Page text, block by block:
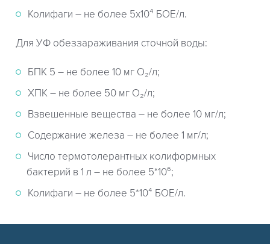
Колифаги – не более 5х10⁴ БОЕ/л.
Для УФ обеззараживания сточной воды:
БПК 5 – не более 10 мг О₂/л;
ХПК – не более 50 мг О₂/л;
Взвешенные вещества – не более 10 мг/л;
Содержание железа – не более 1 мг/л;
Число термотолерантных колиформных
бактерий в 1 л – не более 5*10⁶;
Колифаги – не более 5*10⁴ БОЕ/л.